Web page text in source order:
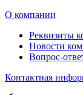
О компании
Реквизиты
Новости
Вопрос-
Контактная